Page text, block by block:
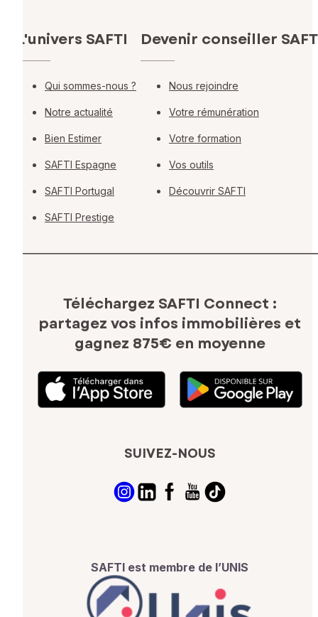
L'univers SAFTI
Qui sommes-nous ?
Notre actualité
Bien Estimer
SAFTI Espagne
SAFTI Portugal
SAFTI Prestige
Devenir conseiller
Nous rejoindre
Votre rémunération
Votre formation
Vos outils
Découvrir SAFTI
Téléchargez SAFTI Connect :
partagez vos infos immobilières et
gagnez 875€ en moyenne
SUIVEZ-NOUS
SAFTI est membre de l’UNIS